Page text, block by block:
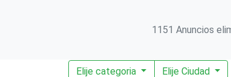
1151 Anuncios
Elije categoria Elije Ciudad